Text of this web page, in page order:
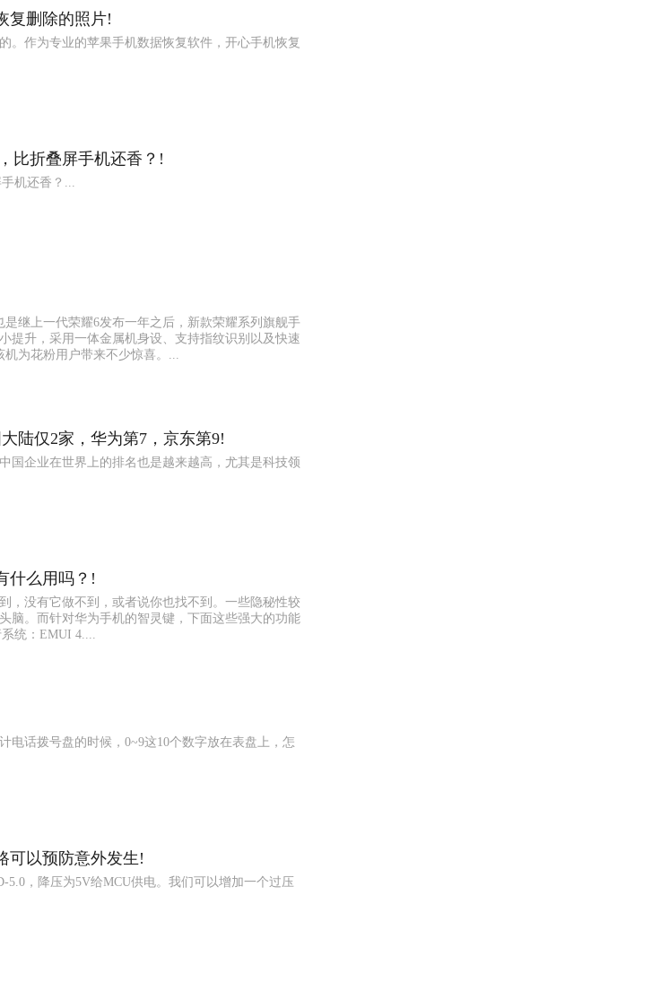
复删除的照片!
。作为专业的苹果手机数据恢复软件，开心手机恢复
比折叠屏手机还香？!
机还香？...
继上一代荣耀6发布一年之后，新款荣耀系列旗舰手
提升，采用一体金属机身设、支持指纹识别以及快速
为花粉用户带来不少惊喜。...
陆仅2家，华为第7，京东第9!
国企业在世界上的排名也是越来越高，尤其是科技领
什么用吗？!
，没有它做不到，或者说你也找不到。一些隐秘性较
脑。而针对华为手机的智灵键，下面这些强大的功能
统：EMUI 4....
电话拨号盘的时候，0~9这10个数字放在表盘上，怎
可以预防意外发生!
5.0，降压为5V给MCU供电。我们可以增加一个过压